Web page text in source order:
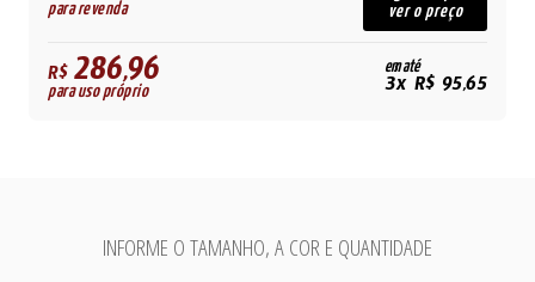
para revenda
ver o preço
R$286,96
para uso próprio
em até
3x R$ 95,65
INFORME O TAMANHO, A COR E QUANTIDADE